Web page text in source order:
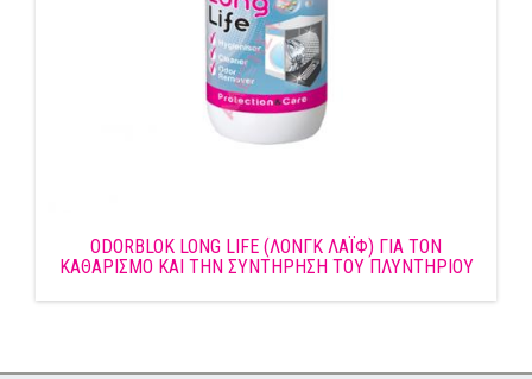
ODORBLOK LONG LIFE (ΛΟΝΓΚ ΛΑΪΦ) ΓΙΑ ΤΟΝ
ΚΑΘΑΡΙΣΜΟ ΚΑΙ ΤΗΝ ΣΥΝΤΗΡΗΣΗ ΤΟΥ ΠΛΥΝΤΗΡΙΟΥ